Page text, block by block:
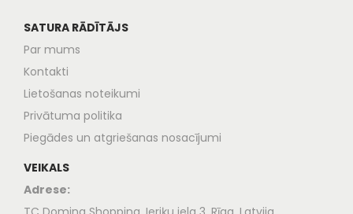
SATURA RĀDĪTĀJS
Par mums
Kontakti
Lietošanas noteikumi
Privātuma politika
Piegādes un atgriešanas nosacījumi
VEIKALS
Adrese: